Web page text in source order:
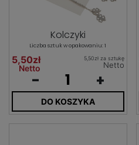
Kolczyki
Liczba sztuk w opakowaniu: 1
5,50zł
Netto
5,50zł za sztukę
Netto
- +
DO KOSZYKA